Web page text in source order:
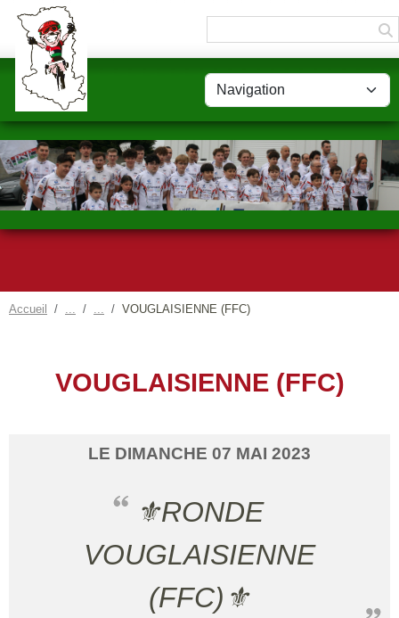
Accueil VOUGLAISIENNE (FFC)
VOUGLAISIENNE (FFC)
LE DIMANCHE 07 MAI 2023
⚜️RONDE
VOUGLAISIENNE
(FFC)⚜️
Panneau de gestion des cookies